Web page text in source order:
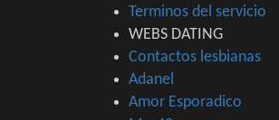
Terminos del servicio
WEBS DATING
Contactos lesbianas
Adanel
Amor Esporadico